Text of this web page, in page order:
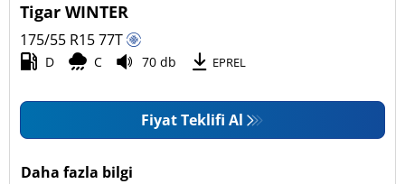
Tigar WINTER
175/55 R1577T
D C 70 db EPREL
Fiyat Teklifi Al
Daha fazla bilgi